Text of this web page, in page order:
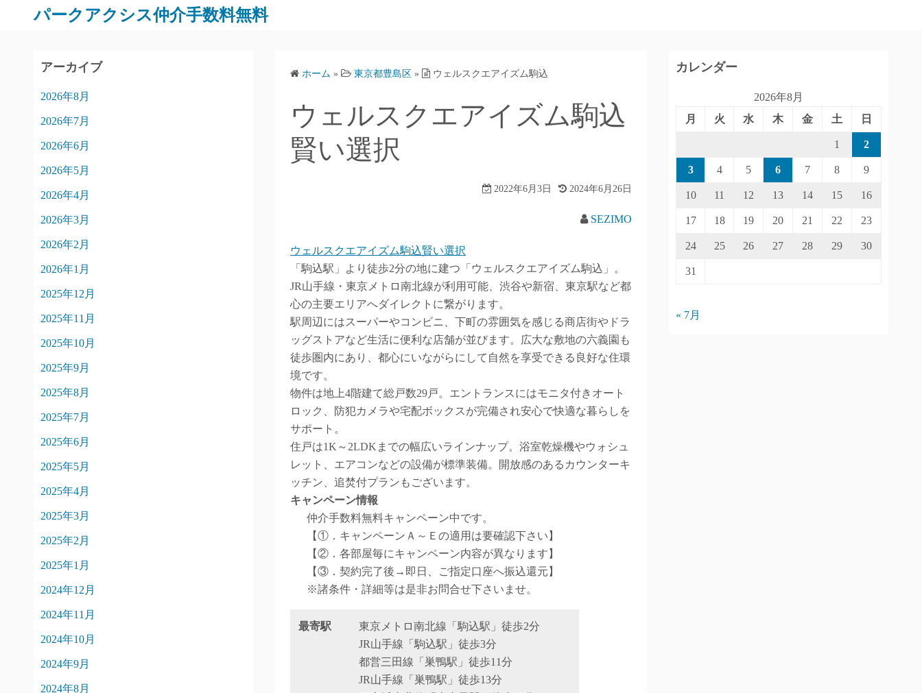
パークアクシス仲介手数料無料
ホーム » 東京都豊島区 » ウェルスクエアイズム駒込
ウェルスクエアイズム駒込
賢い選択
2022年6月3日 2024年6月26日
SEZIMO
ウェルスクエアイズム駒込賢い選択
「駒込駅」より徒歩2分の地に建つ「ウェルスクエアイズム駒込」。
JR山手線・東京メトロ南北線が利用可能、渋谷や新宿、東京駅など都
心の主要エリアへダイレクトに繋がります。
駅周辺にはスーパーやコンビニ、下町の雰囲気を感じる商店街やドラ
ッグストアなど生活に便利な店舗が並びます。広大な敷地の六義園も
徒歩圏内にあり、都心にいながらにして自然を享受できる良好な住環
境です。
物件は地上4階建て総戸数29戸。エントランスにはモニタ付きオート
ロック、防犯カメラや宅配ボックスが完備され安心で快適な暮らしを
サポート。
住戸は1K～2LDKまでの幅広いラインナップ。浴室乾燥機やウォシュ
レット、エアコンなどの設備が標準装備。開放感のあるカウンターキ
ッチン、追焚付プランもございます。
キャンペーン情報
仲介手数料無料キャンペーン中です。
【①．キャンペーンＡ～Ｅの適用は要確認下さい】
【②．各部屋毎にキャンペーン内容が異なります】
【③．契約完了後→即日、ご指定口座へ振込還元】
※諸条件・詳細等は是非お問合せ下さいませ。
最寄駅
東京メトロ南北線「駒込駅」徒歩2分
JR山手線「駒込駅」徒歩3分
都営三田線「巣鴨駅」徒歩11分
JR山手線「巣鴨駅」徒歩13分
アーカイブ
2026年8月
2026年7月
2026年6月
2026年5月
2026年4月
2026年3月
2026年2月
2026年1月
2025年12月
2025年11月
2025年10月
2025年9月
2025年8月
2025年7月
2025年6月
2025年5月
2025年4月
2025年3月
2025年2月
2025年1月
2024年12月
2024年11月
2024年10月
2024年9月
2024年8月
カレンダー
2026年8月
月
火 水 木 金 土 日
1 2
3 4 5 6 7 8 9
10 11 12 13 14 15 16
17 18 19 20 21 22 23
24 25 26 27 28 29 30
31
« 7月